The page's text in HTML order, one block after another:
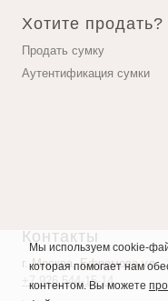
Хотите продать?
Продать сумку
Аутентификация сумки
Контакты
г. Москва, Ефремова ул.,
+7 926 544-15-14
Мы используем cookie-
которая помогает нам
контентом. Вы можете